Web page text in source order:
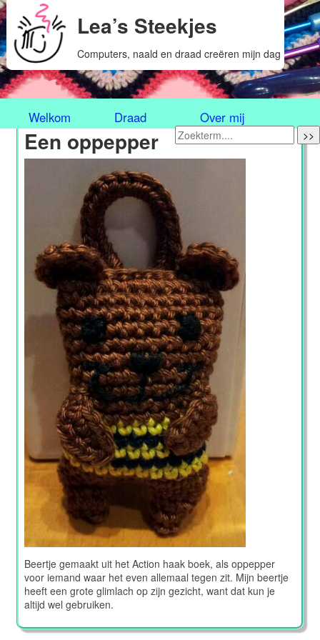
Lea’s Steekjes
Computers, naald en draad creëren mijn dag
Welkom Draad Over mij
>>
Een oppepper
Beertje gemaakt uit het Action haak boek, als oppepper
voor iemand waar het even allemaal tegen zit. Mijn beertje
heeft een grote glimlach op zijn gezicht, want dat kun je
altijd wel gebruiken.